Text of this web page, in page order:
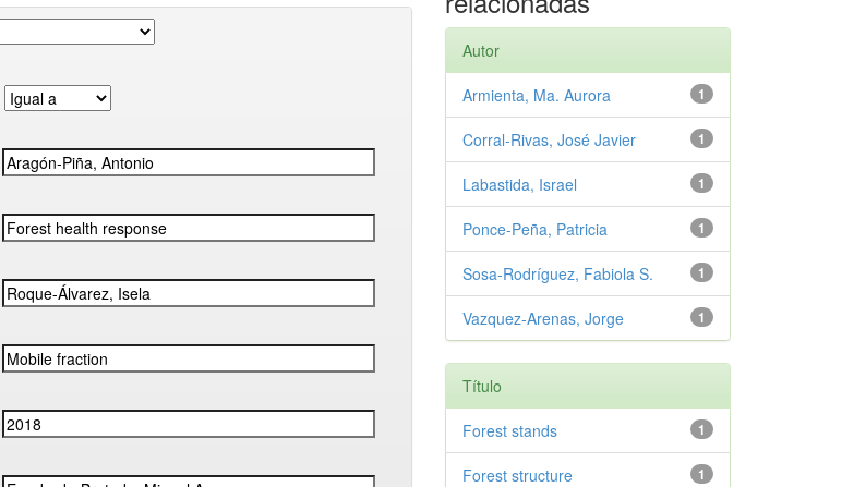
Autor
1
Armienta, Ma. Aurora
1
Corral-Rivas, José Javier
1
Labastida, Israel
1
Ponce-Peña, Patricia
1
Sosa-Rodríguez, Fabiola S.
1
Vazquez-Arenas, Jorge
Título
1
Forest stands
1
Forest structure